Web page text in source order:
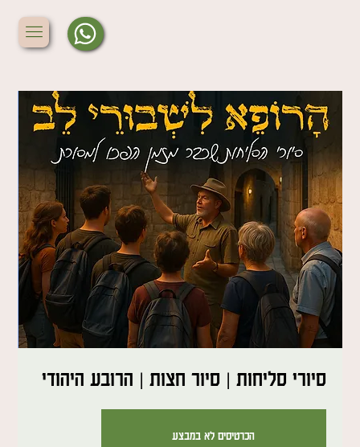
סיורי סליחות | סיור חצות | הרובע היהודי
הכרטיסים לא במבצע